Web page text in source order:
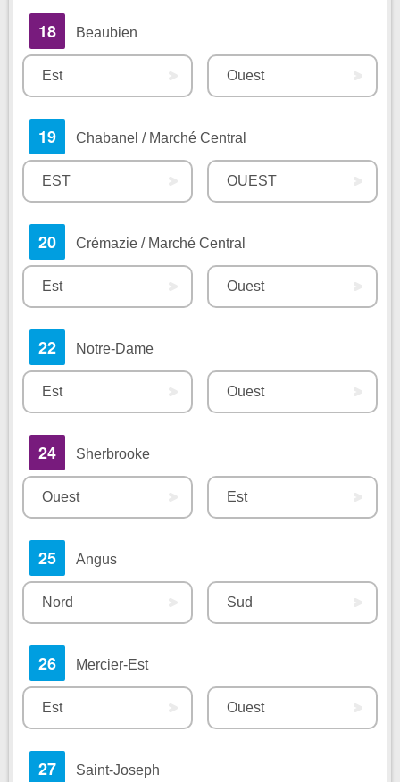
18 Beaubien
Est Ouest
19 Chabanel / Marché Central
EST OUEST
20 Crémazie / Marché Central
Est Ouest
22 Notre-Dame
Est Ouest
24 Sherbrooke
Ouest Est
25 Angus
Nord Sud
26 Mercier-Est
Est Ouest
27 Saint-Joseph